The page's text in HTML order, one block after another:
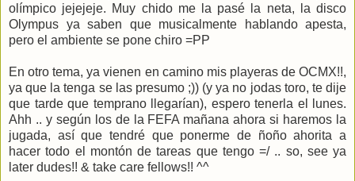
olímpico jejejeje. Muy chido me la pasé la neta, la disco
Olympus ya saben que musicalmente hablando apesta,
pero el ambiente se pone chiro =PP
En otro tema, ya vienen en camino mis playeras de OCMX!!,
ya que la tenga se las presumo ;)) (y ya no jodas toro, te dije
que tarde que temprano llegarían), espero tenerla el lunes.
Ahh .. y según los de la FEFA mañana ahora si haremos la
jugada, así que tendré que ponerme de ñoño ahorita a
hacer todo el montón de tareas que tengo =/ .. so, see ya
later dudes!! & take care fellows!! ^^